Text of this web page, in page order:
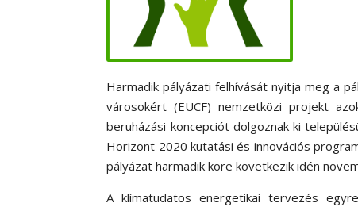
Harmadik pályázati felhívását nyitja meg a
városokért (EUCF) nemzetközi projekt
beruházási koncepciót dolgoznak ki
Horizont 2020 kutatási és innovációs
pályázat harmadik köre következik idén
A klímatudatos energetikai tervezés